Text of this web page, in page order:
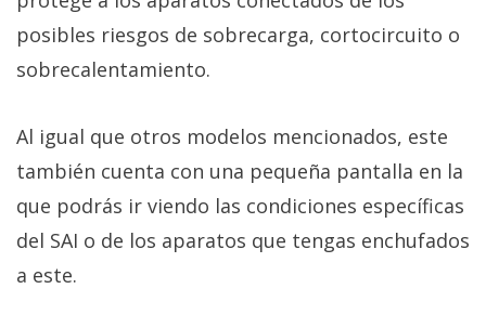
posibles riesgos de sobrecarga, cortocircuito o
sobrecalentamiento.
Al igual que otros modelos mencionados, este
también cuenta con una pequeña pantalla en la
que podrás ir viendo las condiciones específicas
del SAI o de los aparatos que tengas enchufados
a este.